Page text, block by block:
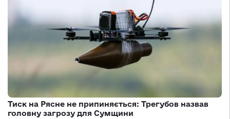
Тиск на Рясне не припиняється: Трегубов назвав
головну загрозу для Сумщини